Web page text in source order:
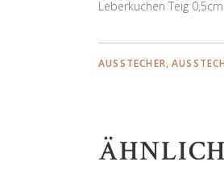
Leberkuchen Teig
AUSSTECHER,